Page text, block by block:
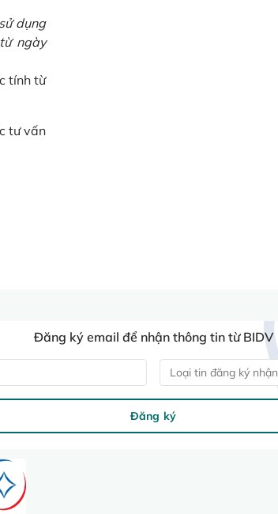
dụng
ngày
tính từ
tư vấn
Đăng ký email để nhận thông tin từ BIDV
Loại tin đăng ký nhận
Đăng ký